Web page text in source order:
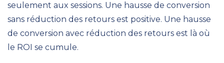
seulement aux sessions. Une hausse de conversion
sans réduction des retours est positive. Une hausse
de conversion avec réduction des retours est là où
le ROI se cumule.